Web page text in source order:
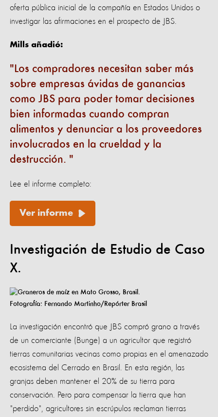
oferta pública inicial de la compañía en Estados Unidos o
investigar las afirmaciones en el prospecto de JBS.
Mills añadió:
Los compradores necesitan saber más
sobre empresas ávidas de ganancias
como JBS para poder tomar decisiones
bien informadas cuando compran
alimentos y denunciar a los proveedores
involucrados en la crueldad y la
destrucción.
Lee el informe completo:
Ver informe
Investigación de Estudio de Caso
X.
Fotografía: Fernando Martinho/Repórter Brasil
La investigación encontró que JBS compró grano a través
de un comerciante (Bunge) a un agricultor que registró
tierras comunitarias vecinas como propias en el amenazado
ecosistema del Cerrado en Brasil. En esta región, las
granjas deben mantener el 20% de su tierra para
conservación. Pero para compensar la tierra que han
"perdido", agricultores sin escrúpulos reclaman tierras